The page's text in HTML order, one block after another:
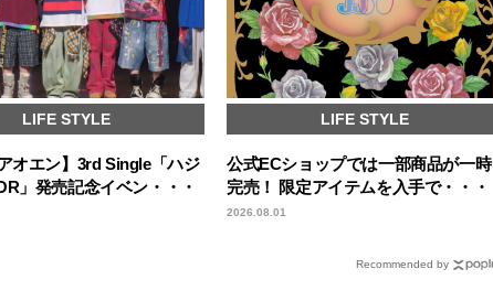
LIFE STYLE
オエン】3rd Single「ハジ
」発売記念イベン・・・
LIFE STYLE
公式ECショップでは一部商品が一時
完売！ 限定アイテムを入手で・・・
2026.08.01
Recommended by